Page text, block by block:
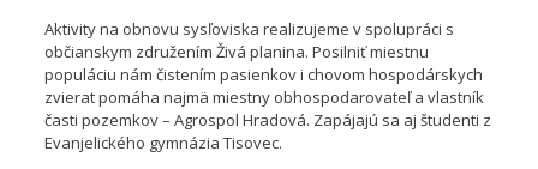
Aktivity na obnovu sysľoviska realizujeme v spolupráci s
občianskym združením Živá planina. Posilniť miestnu
populáciu nám čistením pasienkov i chovom hospodárskych
zvierat pomáha najmä miestny obhospodarovateľ a vlastník
časti pozemkov – Agrospol Hradová. Zapájajú sa aj študenti z
Evanjelického gymnázia Tisovec.